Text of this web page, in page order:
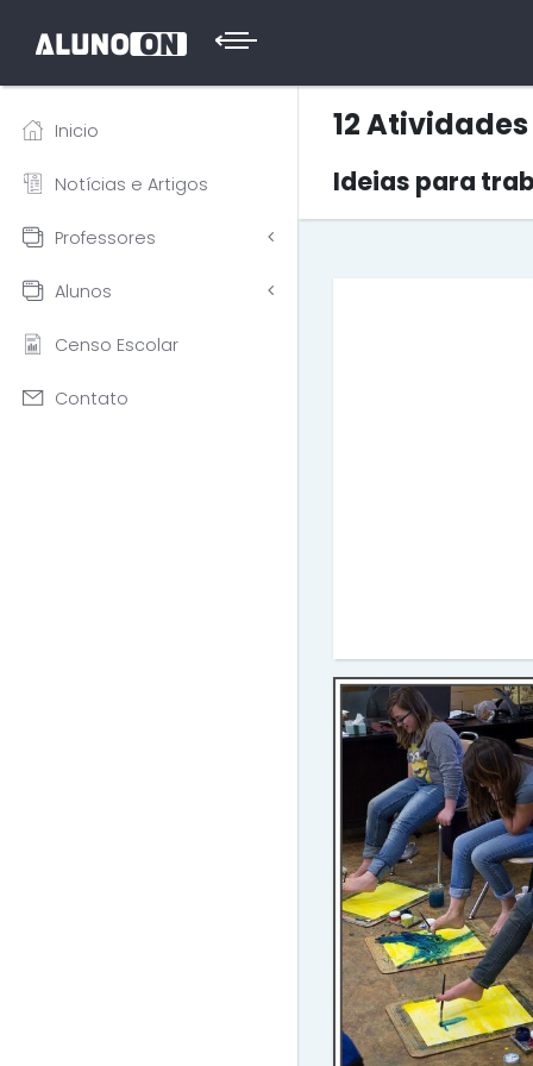
Inicio
Notícias e Artigos
Professores
Alunos
Censo Escolar
Contato
12
Ideias para